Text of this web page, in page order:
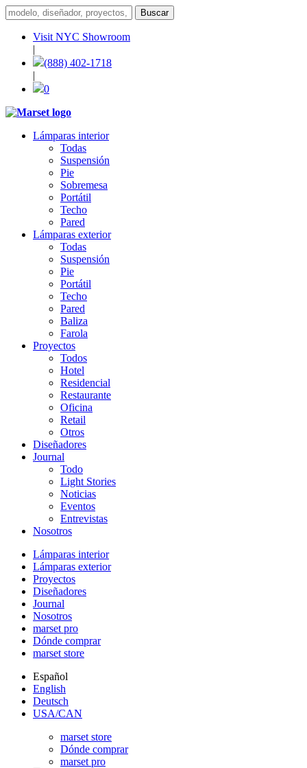
Visit NYC Showroom
|
(888) 402-1718
|
0
Lámparas interior
Todas
Suspensión
Pie
Sobremesa
Portátil
Techo
Pared
Lámparas exterior
Todas
Suspensión
Pie
Portátil
Techo
Pared
Baliza
Farola
Proyectos
Todos
Hotel
Residencial
Restaurante
Oficina
Retail
Otros
Diseñadores
Journal
Todo
Light Stories
Noticias
Eventos
Entrevistas
Nosotros
Lámparas interior
Lámparas exterior
Proyectos
Diseñadores
Journal
Nosotros
marset pro
Dónde comprar
marset store
Español
English
Deutsch
USA/CAN
marset store
Dónde comprar
marset pro